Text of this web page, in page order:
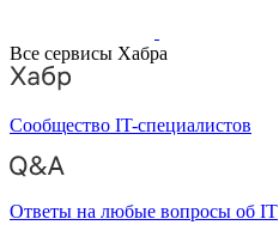
Все сервисы Хабра
Сообщество IT-специалистов
Ответы на любые вопросы об IT